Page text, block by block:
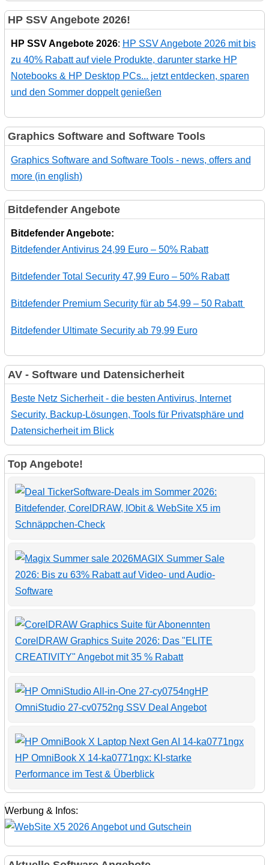
HP SSV Angebote 2026!
HP SSV Angebote 2026: HP SSV Angebote 2026 mit bis
zu 40% Rabatt auf viele Produkte, darunter starke HP
Notebooks & HP Desktop PCs... jetzt entdecken, sparen
und den Sommer doppelt genießen
Graphics Software and Software Tools
Graphics Software and Software Tools - news, offers and
more (in english)
Bitdefender Angebote
Bitdefender Angebote:
Bitdefender Antivirus 24,99 Euro – 50% Rabatt
Bitdefender Total Security 47,99 Euro – 50% Rabatt
Bitdefender Premium Security für ab 54,99 – 50 Rabatt
Bitdefender Ultimate Security ab 79,99 Euro
AV - Software und Datensicherheit
Beste Netz Sicherheit - die besten Antivirus, Internet
Security, Backup-Lösungen, Tools für Privatsphäre und
Datensicherheit im Blick
Top Angebote!
Software-Deals im Sommer 2026:
Bitdefender, CorelDRAW, IObit & WebSite X5 im
Schnäppchen-Check
MAGIX Summer Sale
2026: Bis zu 63% Rabatt auf Video- und Audio-
Software
CorelDRAW Graphics Suite 2026: Das "ELITE
CREATIVITY" Angebot mit 35 % Rabatt
HP
OmniStudio 27-cv0752ng SSV Deal Angebot
HP OmniBook X 14-ka0771ngx: KI-starke
Performance im Test & Überblick
Werbung & Infos: